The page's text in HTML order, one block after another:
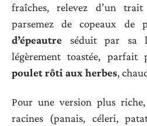
fraîches, relevez d’un
parsemez de copeaux de
d’épeautre séduit par sa
légèrement toastée, parfait
poulet rôti aux herbes,
Pour une version plus
racines (panais, céleri,